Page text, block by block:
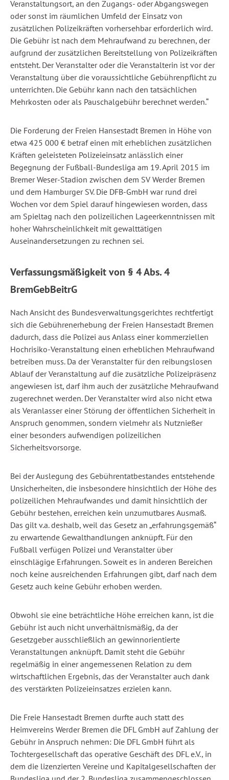
Veranstaltungsort, an den Zugangs- oder Abgangswegen
oder sonst im räumlichen Umfeld der Einsatz von
zusätzlichen Polizeikräften vorhersehbar erforderlich wird.
Die Gebühr ist nach dem Mehraufwand zu berechnen, der
aufgrund der zusätzlichen Bereitstellung von Polizeikräften
entsteht. Der Veranstalter oder die Veranstalterin ist vor der
Veranstaltung über die voraussichtliche Gebührenpflicht zu
unterrichten. Die Gebühr kann nach den tatsächlichen
Mehrkosten oder als Pauschalgebühr berechnet werden.“
Die Forderung der Freien Hansestadt Bremen in Höhe von
etwa 425 000 € betraf einen mit erheblichen zusätzlichen
Kräften geleisteten Polizeieinsatz anlässlich einer
Begegnung der Fußball-Bundesliga am 19. April 2015 im
Bremer Weser-Stadion zwischen dem SV Werder Bremen
und dem Hamburger SV. Die DFB-GmbH war rund drei
Wochen vor dem Spiel darauf hingewiesen worden, dass
am Spieltag nach den polizeilichen Lageerkenntnissen mit
hoher Wahrscheinlichkeit mit gewalttätigen
Auseinandersetzungen zu rechnen sei.
Verfassungsmäßigkeit von § 4 Abs. 4
BremGebBeitrG
Nach Ansicht des Bundesverwaltungsgerichtes rechtfertigt
sich die Gebührenerhebung der Freien Hansestadt Bremen
dadurch, dass die Polizei aus Anlass einer kommerziellen
Hochrisiko-Veranstaltung einen erheblichen Mehraufwand
betreiben muss. Da der Veranstalter für den reibungslosen
Ablauf der Veranstaltung auf die zusätzliche Polizeipräsenz
angewiesen ist, darf ihm auch der zusätzliche Mehraufwand
zugerechnet werden. Der Veranstalter wird also nicht etwa
als Veranlasser einer Störung der öffentlichen Sicherheit in
Anspruch genommen, sondern vielmehr als Nutznießer
einer besonders aufwendigen polizeilichen
Sicherheitsvorsorge.
Bei der Auslegung des Gebührentatbestandes entstehende
Unsicherheiten, die insbesondere hinsichtlich der Höhe des
polizeilichen Mehraufwandes und damit hinsichtlich der
Gebühr bestehen, erreichen kein unzumutbares Ausmaß.
Das gilt v.a. deshalb, weil das Gesetz an „erfahrungsgemäß“
zu erwartende Gewalthandlungen anknüpft. Für den
Fußball verfügen Polizei und Veranstalter über
einschlägige Erfahrungen. Soweit es in anderen Bereichen
noch keine ausreichenden Erfahrungen gibt, darf nach dem
Gesetz auch keine Gebühr erhoben werden.
Obwohl sie eine beträchtliche Höhe erreichen kann, ist die
Gebühr ist auch nicht unverhältnismäßig, da der
Gesetzgeber ausschließlich an gewinnorientierte
Veranstaltungen anknüpft. Damit steht die Gebühr
regelmäßig in einer angemessenen Relation zu dem
wirtschaftlichen Ergebnis, das der Veranstalter auch dank
des verstärkten Polizeieinsatzes erzielen kann.
Die Freie Hansestadt Bremen durfte auch statt des
Heimvereins Werder Bremen die DFL GmbH auf Zahlung der
Gebühr in Anspruch nehmen: Die DFL GmbH führt als
Tochtergesellschaft das operative Geschäft des DFL e.V., in
dem die lizenzierten Vereine und Kapitalgesellschaften der